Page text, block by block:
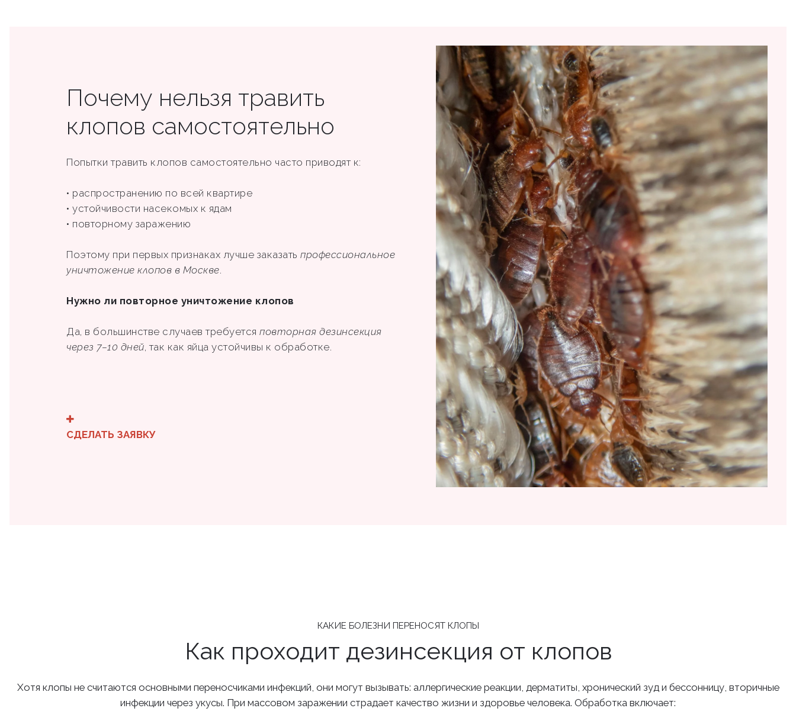
Почему нельзя травить
клопов самостоятельно
Попытки травить клопов самостоятельно часто приводят к:
• распространению по всей квартире
• устойчивости насекомых к ядам
• повторному заражению
Поэтому при первых признаках лучше заказать профессиональное
уничтожение клопов в Москве.
Нужно ли повторное уничтожение клопов
Да, в большинстве случаев требуется повторная дезинсекция
через 7–10 дней, так как яйца устойчивы к обработке.
СДЕЛАТЬ ЗАЯВКУ
КАКИЕ БОЛЕЗНИ ПЕРЕНОСЯТ КЛОПЫ
Как проходит дезинсекция от клопов
Хотя клопы не считаются основными переносчиками инфекций, они могут вызывать: аллергические реакции, дерматиты, хронический зуд и бессонницу, вторичные
инфекции через укусы. При массовом заражении страдает качество жизни и здоровье человека. Обработка включает: